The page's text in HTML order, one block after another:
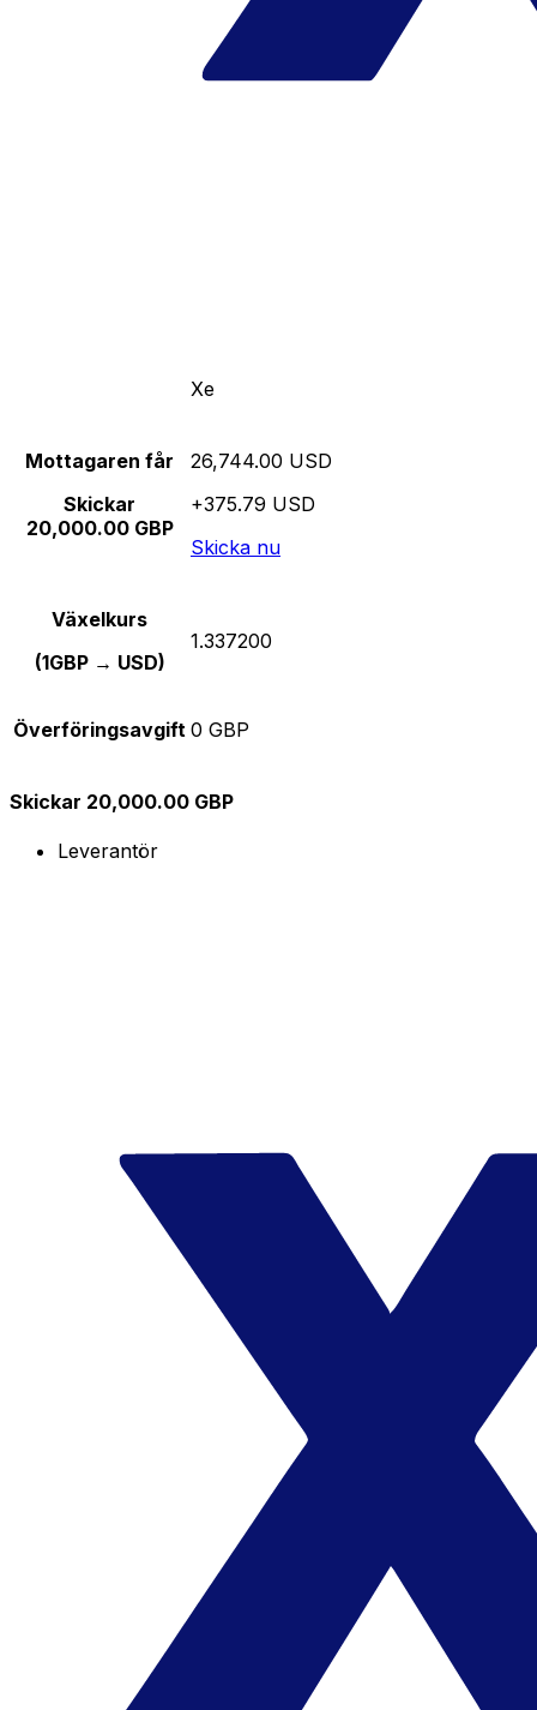
Xe
Mottagaren får
Skickar
20,000.00 GBP
26,744.00 USD
+375.79 USD
Skicka nu
Växelkurs
(1GBP → USD)
1.337200
Överföringsavgift 0 GBP
Skickar 20,000.00 GBP
Leverantör